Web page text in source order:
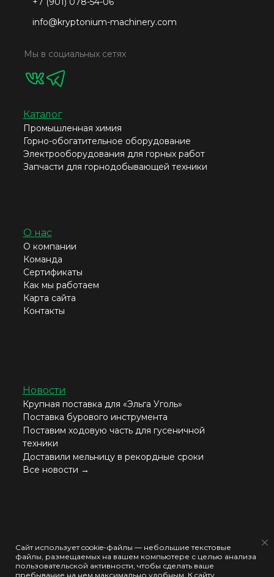
Новости
Крупная поставка для «Эльга Уголь»
Поставка бурового инструмента
Поставим ходовую часть для гусеничной
техники
Доставили мельницу в рекордные сроки
Все новости →
info@kryptonium-machinery.com
Каталог
Промышленная химия
Горно-обогатительное оборудование
Электрооборудования для горных работ
Запчасти для горнодобывающей техники
О нас
О компании
Команда
Сертификаты
Как мы работаем
Карта сайта
Контакты
Мы в социальных сетях
Политика конфиденциальности
Сайт использует cookie-файлы — небольшие текстовые
файлы, размещаемых на вашем компьютере с целью анализа
пользовательской активности, чтобы сделать ваше
пребывание на нем максимально удобным. К cайту